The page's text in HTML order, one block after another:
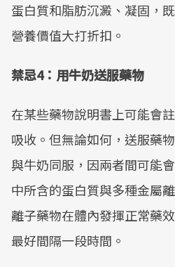
蛋白質和脂肪沉澱、凝固，
營養價值大打折扣。
禁忌4：用牛奶送服藥物
在某些藥物說明書上可能會
吸收。但無論如何，送服藥
與牛奶同服，因兩者間可能
中所含的蛋白質與多種金屬
離子藥物在體內發揮正常藥
最好間隔一段時間。